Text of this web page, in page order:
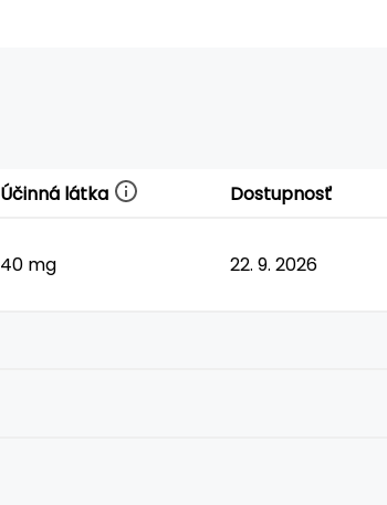
Účinná látka Dostupnosť
40 mg 22. 9. 2026